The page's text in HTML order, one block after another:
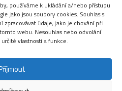
používáme k ukládání a/nebo přístupu
jako jsou soubory cookies. Souhlas s
údaje, jako je chování při
webu. Nesouhlas nebo odvolání
vlastnosti a funkce.